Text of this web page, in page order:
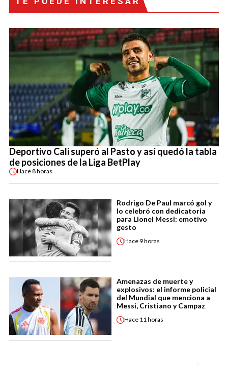
Deportivo Cali superó al Pasto y así quedó la tabla
de posiciones de la Liga BetPlay
Hace8 horas
Rodrigo De Paul marcó gol y
lo celebró con dedicatoria
para Lionel Messi: emotivo
gesto
Hace 9 horas
Amenazas de muerte y
explosivos: el informe policial
del Mundial que menciona a
Messi, Cristiano y Campaz
Hace 11 horas